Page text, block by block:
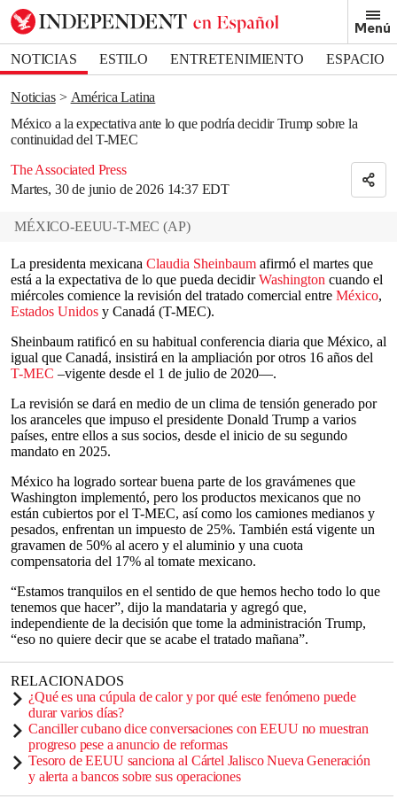
Menú
NOTICIAS ESTILO ENTRETENIMIENTO
ESPACIO
DEPORTES
Noticias
América Latina
México a la expectativa ante lo que podría decidir Trump sobre la
continuidad del T-MEC
The Associated Press
Martes, 30 de junio de 2026 14:37 EDT
Bookmark popover
Removed from bookmarks
Close popover
MÉXICO-EEUU-T-MEC (AP)
La presidenta mexicana Claudia Sheinbaum afirmó el martes que
está a la expectativa de lo que pueda decidirWashington cuando el
miércoles comience la revisión del tratado comercial entre México,
Estados Unidos y Canadá (T-MEC).
Sheinbaum ratificó en su habitual conferencia diaria que México, al
igual que Canadá, insistirá en la ampliación por otros 16 años del
T-MEC –vigente desde el 1 de julio de 2020—.
La revisión se dará en medio de un clima de tensión generado por
los aranceles que impuso el presidente Donald Trump a varios
países, entre ellos a sus socios, desde el inicio de su segundo
mandato en 2025.
México ha logrado sortear buena parte de los gravámenes que
Washington implementó, pero los productos mexicanos que no
están cubiertos por el T-MEC, así como los camiones medianos y
pesados, enfrentan un impuesto de 25%. También está vigente un
gravamen de 50% al acero y el aluminio y una cuota
compensatoria del 17% al tomate mexicano.
“Estamos tranquilos en el sentido de que hemos hecho todo lo que
tenemos que hacer”, dijo la mandataria y agregó que,
independiente de la decisión que tome la administración Trump,
“eso no quiere decir que se acabe el tratado mañana”.
RELACIONADOS
¿Qué es una cúpula de calor y por qué este fenómeno puede
durar varios días?
Canciller cubano dice conversaciones con EEUU no muestran
progreso pese a anuncio de reformas
Tesoro de EEUU sanciona al Cártel Jalisco Nueva Generación
y alerta a bancos sobre sus operaciones